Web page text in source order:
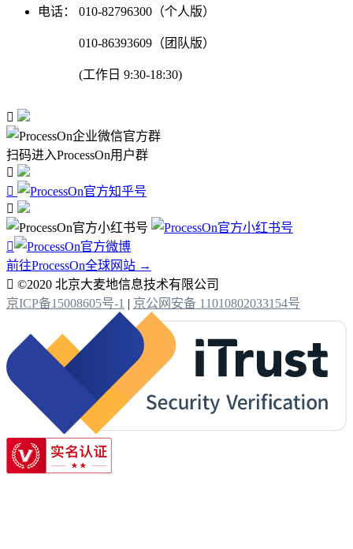
电话：
010-82796300（个人版）
010-86393609（团队版）
(工作日 9:30-18:30)

扫码进入ProcessOn用户群




前往ProcessOn全球网站 →
 ©2020 北京大麦地信息技术有限公司
京ICP备15008605号-1 | 京公网安备 11010802033154号